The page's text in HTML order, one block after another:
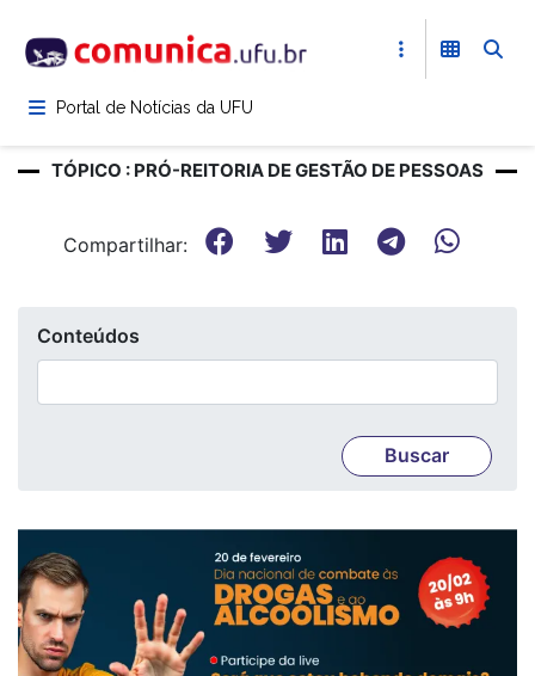
para
conteúdoPortal de Notícias da UFU
TÓPICO : PRÓ-REITORIA DE GESTÃO DE PESSOAS
Compartilhar:
Conteúdos